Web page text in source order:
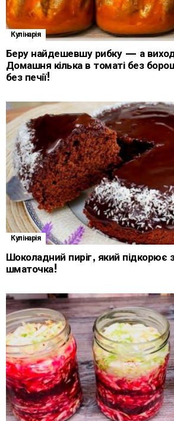
Кулінарія
Беру найдешевшу рибку — а
Домашня кілька в томаті без
без печії!
Кулінарія
Шоколадний пиріг, який підкорює
шматочка!